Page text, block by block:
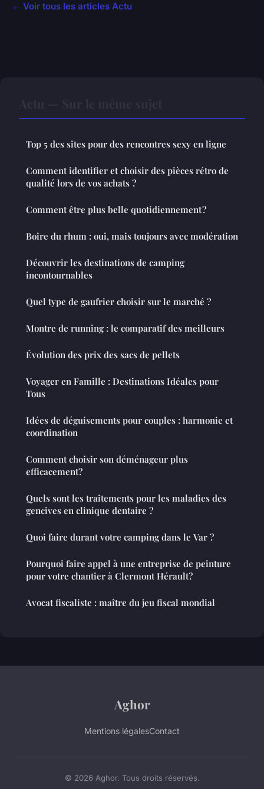
← Voir tous les articles Actu
Top 5 des sites pour des rencontres sexy en ligne
Comment identifier et choisir des pièces rétro de
qualité lors de vos achats ?
Comment être plus belle quotidiennement ?
Boire du rhum : oui, mais toujours avec modération
Découvrir les destinations de camping
incontournables
Quel type de gaufrier choisir sur le marché ?
Montre de running : le comparatif des meilleurs
Évolution des prix des sacs de pellets
Voyager en Famille : Destinations Idéales pour
Tous
Idées de déguisements pour couples : harmonie et
coordination
Comment choisir son déménageur plus
efficacement?
Quels sont les traitements pour les maladies des
gencives en clinique dentaire ?
Quoi faire durant votre camping dans le Var ?
Pourquoi faire appel à une entreprise de peinture
pour votre chantier à Clermont Hérault?
Avocat fiscaliste : maître du jeu fiscal mondial
Aghor
Mentions légalesContact
© 2026 Aghor. Tous droits réservés.